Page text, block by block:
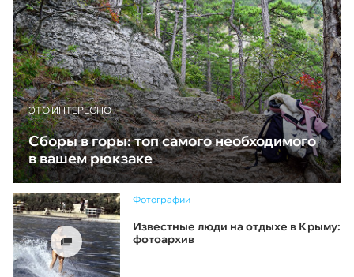
ЭТО ИНТЕРЕСНО
Сборы в горы: топ самого необходимого
в вашем рюкзаке
Фотографии
Известные люди на отдыхе в Крыму:
фотоархив